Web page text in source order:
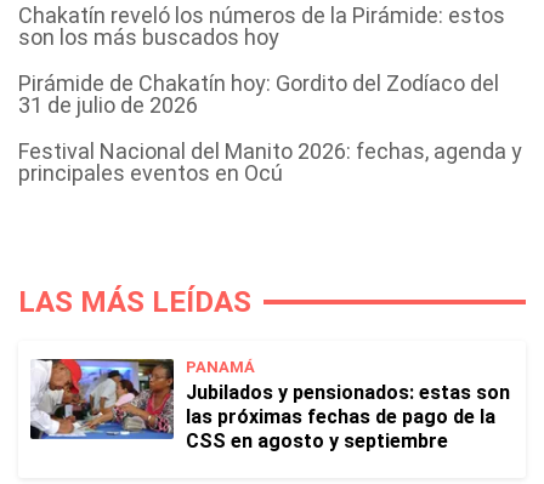
Chakatín reveló los números de la Pirámide: estos
son los más buscados hoy
Pirámide de Chakatín hoy: Gordito del Zodíaco del
31 de julio de 2026
Festival Nacional del Manito 2026: fechas, agenda y
principales eventos en Ocú
LAS MÁS LEÍDAS
PANAMÁ
Jubilados y pensionados: estas son
las próximas fechas de pago de la
CSS en agosto y septiembre